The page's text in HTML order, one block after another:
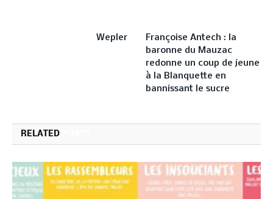
Wepler
Françoise Antech : la
baronne du Mauzac
redonne un coup de jeune
à la Blanquette en
bannissant le sucre
RELATED